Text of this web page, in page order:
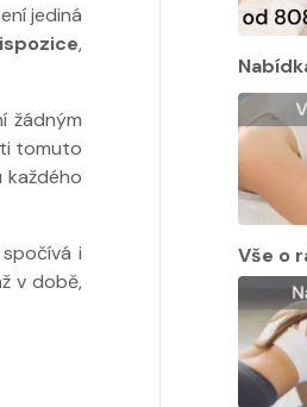
jediná
,
žádným
tomuto
každého
i
v době,
Vše o